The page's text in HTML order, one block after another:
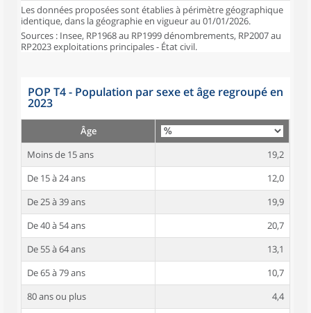
Les données proposées sont établies à périmètre géographique
identique, dans la géographie en vigueur au 01/01/2026.
Sources : Insee, RP1968 au RP1999 dénombrements, RP2007 au
RP2023 exploitations principales - État civil.
POP T4 - Population par sexe et âge regroupé en
2023
Âge
Moins de 15 ans
19,2
De 15 à 24 ans
12,0
De 25 à 39 ans
19,9
De 40 à 54 ans
20,7
De 55 à 64 ans
13,1
De 65 à 79 ans
10,7
80 ans ou plus
4,4